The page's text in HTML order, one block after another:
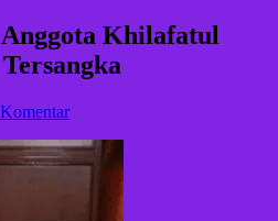
Khilafatul